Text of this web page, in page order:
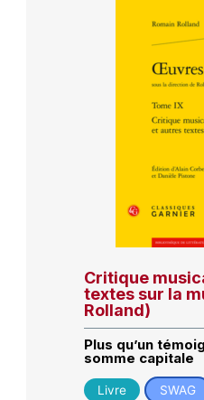
Critique
textes sur la
Rolland)
Plus qu’un
somme capitale
Livre SWAG